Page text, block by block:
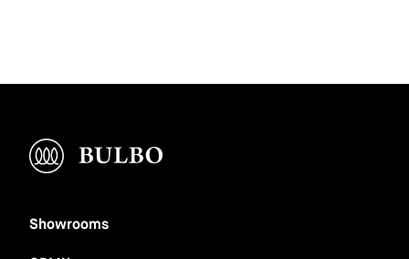
Showrooms